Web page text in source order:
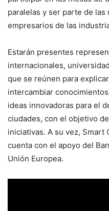
paralelas y ser parte de
empresarios de las
Estarán presentes
internacionales,
que se reúnen para
intercambiar
ideas innovadoras para el
ciudades, con el objetivo
iniciativas. A su vez, Smart
cuenta con el apoyo del
Unión Europea.